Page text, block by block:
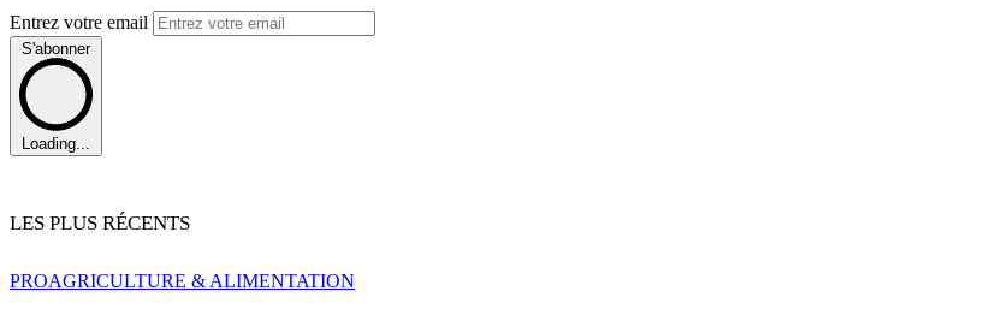
Entrez votre email
S'abonner
Loading...
LES PLUS RÉCENTS
PROAGRICULTURE & ALIMENTATION